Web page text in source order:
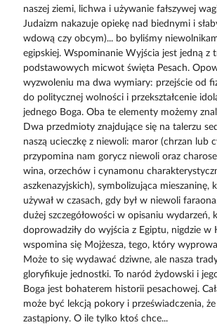
naszej ziemi, lichwa i używanie fałszywej
Judaizm nakazuje opiekę nad biednymi i
wdową czy obcym)... bo byliśmy
egipskiej. Wspominanie Wyjścia jest jedną z
podstawowych micwot święta Pesach.
wyzwoleniu ma dwa wymiary: przejście od
do politycznej wolności i przekształcenie
jednego Boga. Oba te elementy możemy
Dwa przedmioty znajdujące się na talerzu
naszą ucieczkę z niewoli: maror (chrzan lub
przypomina nam gorycz niewoli oraz
wina, orzechów i cynamonu
aszkenazyjskich), symbolizująca mieszaninę,
używał w czasach, gdy był w niewoli
dużej szczegółowości w opisaniu wydarzeń,
doprowadziły do wyjścia z Egiptu, nigdzie w
wspomina się Mojżesza, tego, który
Może to się wydawać dziwne, ale nasza
gloryfikuje jednostki. To naród żydowski i
Boga jest bohaterem historii pesachowej.
może być lekcją pokory i przeświadczenia,
zastąpiony. O ile tylko ktoś chce...